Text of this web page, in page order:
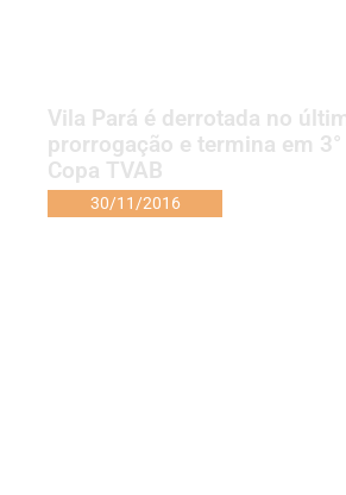
Vila Pará é derrotada no
prorrogação e termina em
Copa TVAB
30/11/2016